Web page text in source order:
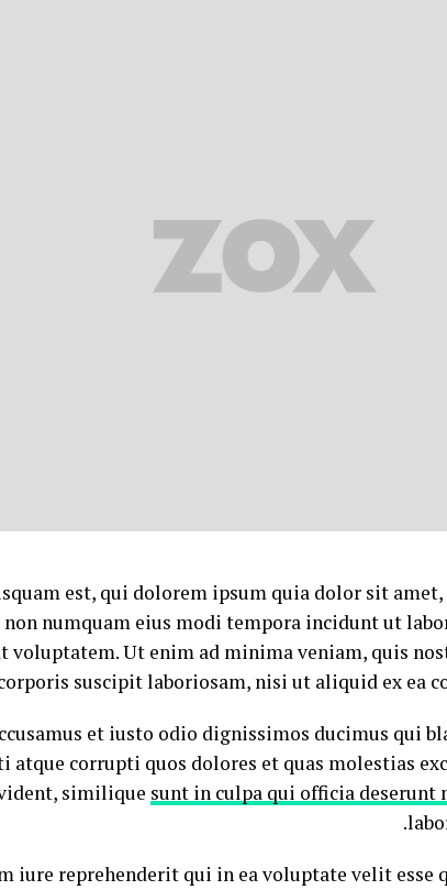
est, qui dolorem ipsum quia dolor sit
numquam eius modi tempora incidunt ut
voluptatem. Ut enim ad minima veniam, quis
suscipit laboriosam, nisi ut aliquid ex ea
et iusto odio dignissimos ducimus qui
corrupti quos dolores et quas molestias
similique sunt in culpa qui officia
iure reprehenderit qui in ea voluptate velit esse